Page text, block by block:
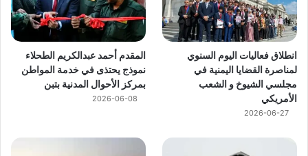
انطلاق فعاليات اليوم السنوي
لمناصرة القضايا اليمنية في
مجلسي الشيوخ و الشعب
الأمريكي
2026-06-27
المقدم أحمد عبدالكريم الطحلاء
نموذج يحتذى في خدمة المواطن
بمركز الأحوال المدنية بتبن
2026-06-08